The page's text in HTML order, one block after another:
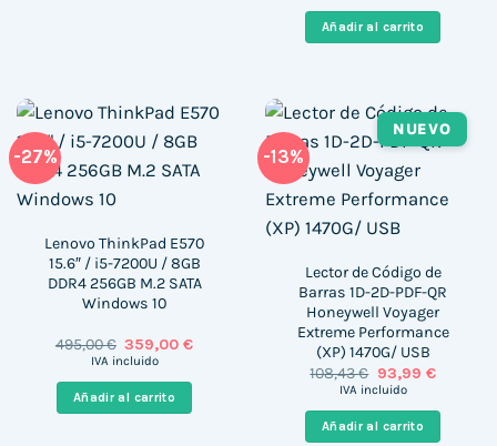
era:
1.746,00 €.
Añadir al carrito
-27%
Lenovo ThinkPad E570
15.6″ / i5-7200U / 8GB
DDR4 256GB M.2 SATA
Windows 10
495,00€ El
precio
era:
495,00 €.
359,00€El
IVA incluido
Añadir al carrito
-13%
NUEVO
Lector de Código de
Barras 1D-2D-PDF-QR
Honeywell Voyager
Extreme Performance
(XP) 1470G/ USB
108,43€ El
precio
era:
108,43 €.
93,99 €El
es:
93,99 €.
IVA incluido
Añadir al carrito